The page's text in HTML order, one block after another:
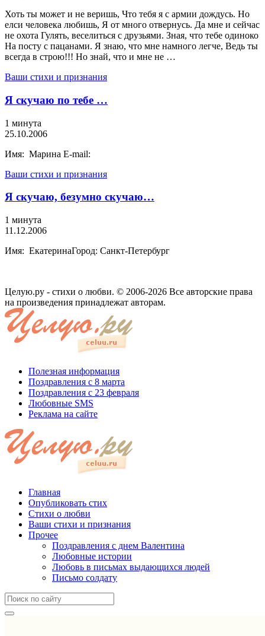
Хоть ты может и не веришь, Что тебя я с армии дождусь. Но
елси человека любишь, Я от много отвернусь. Да мне и сейчас
не охота Гулять, веселиться с друзьями. Зная, что тебе одиноко
На посту с пацанами. Я знаю, что мне намного легче, Ведь ты
всегда в строю!!! Но знай, что и мне не …
Ваши стихи и признания
Я скучаю по тебе …
1 минута
25.10.2006
Имя: Марина E-mail:
Ваши стихи и признания
Я скучаю, безумно скучаю…
1 минута
11.12.2006
Имя: ЕкатеринаГород: Санкт-Петербург
Целую.ру - стихи о любви. © 2006-2026 Все авторские права
на произведения принадлежат авторам.
Полезная информация
Поздравления с 8 марта
Поздравления с 23 февраля
Любовные SMS
Реклама на сайте
Главная
Опубликовать стих
Стихи о любви
Ваши стихи и признания
Прочее
Поздравления с днем Валентина
Любовные истории
Любовь в письмах выдающихся людей
Письмо солдату